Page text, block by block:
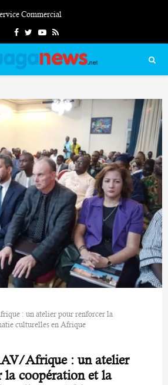
Commercial
FacebookTwitterYoutube
Rss
: un atelier pour renforcer la
culturelles en Afrique
Afrique : un atelier
la coopération et la